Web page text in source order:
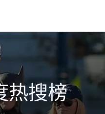
热搜榜